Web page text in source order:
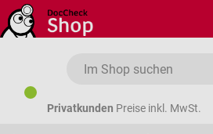
Zum Hauptinhalt springen
Privatkunden Preise inkl. MwSt.